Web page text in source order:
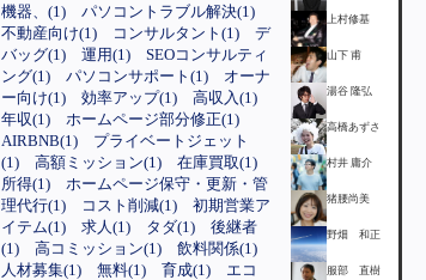
機器、(1)
パソコントラブル解決(1)
不動産向け(1)
コンサルタント(1)
デ
バッグ(1)
運用(1)
SEOコンサルティ
ング(1)
パソコンサポート(1)
オーナ
ー向け(1)
効率アップ(1)
高収入(1)
年収(1)
ホームページ部分修正(1)
AIRBNB(1)
プライベートジェット
(1)
高額ミッション(1)
在庫買取(1)
所得(1)
ホームページ保守・更新・管
理代行(1)
コスト削減(1)
初期営業ア
イテム(1)
求人(1) タダ(1)
後継者
(1)
高コミッション(1)
飲料関係(1)
人材募集(1)
無料(1) 育成(1)
エコ
上村修基
山下 甫
湯谷 隆弘
高橋あずさ
村井 庸介
猪腰尚美
野畑 和正
服部 直樹